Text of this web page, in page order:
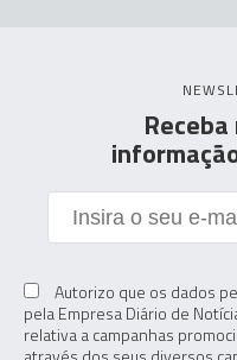
Autorizo que os dados
pela Empresa Diário de
relativa a campanhas